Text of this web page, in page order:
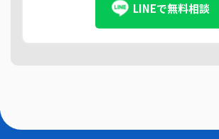
LINEで無料相談